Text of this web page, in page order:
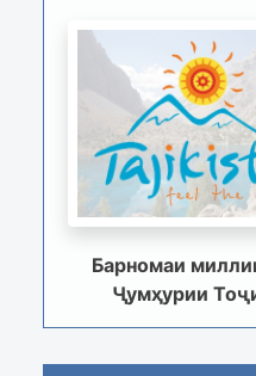
Барномаи
Ҷумҳурии